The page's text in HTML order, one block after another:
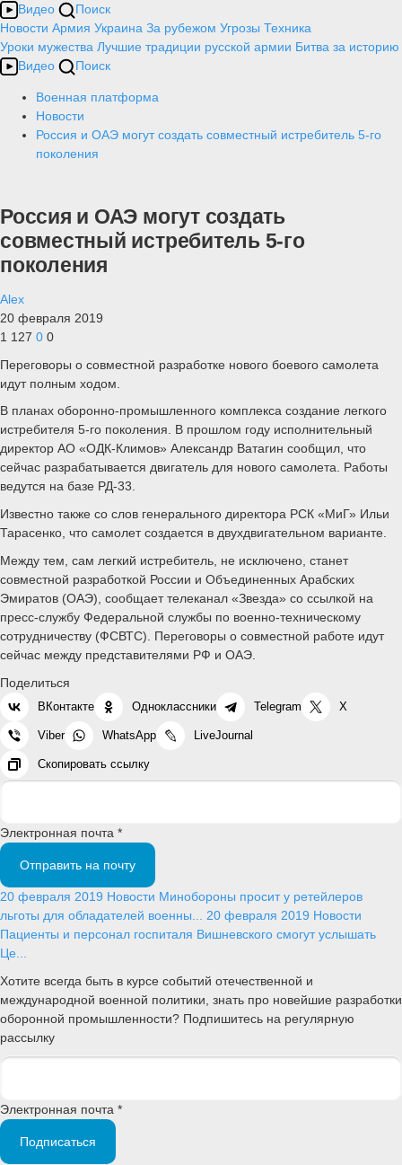
Видео
Поиск
Новости Армия Украина За рубежом Угрозы Техника
Уроки мужества Лучшие традиции русской армии Битва за историю
Видео
Поиск
Военная платформа
Новости
Россия и ОАЭ могут создать совместный истребитель 5-го
поколения
Россия и ОАЭ могут создать
совместный истребитель 5-го
поколения
Alex
20 февраля 2019
1 127 0 0
Переговоры о совместной разработке нового боевого самолета
идут полным ходом.
В планах оборонно-промышленного комплекса создание легкого
истребителя 5-го поколения. В прошлом году исполнительный
директор АО «ОДК-Климов» Александр Ватагин сообщил, что
сейчас разрабатывается двигатель для нового самолета. Работы
ведутся на базе РД-33.
Известно также со слов генерального директора РСК «МиГ» Ильи
Тарасенко, что самолет создается в двухдвигательном варианте.
Между тем, сам легкий истребитель, не исключено, станет
совместной разработкой России и Объединенных Арабских
Эмиратов (ОАЭ), сообщает телеканал «Звезда» со ссылкой на
пресс-службу Федеральной службы по военно-техническому
сотрудничеству (ФСВТС). Переговоры о совместной работе идут
сейчас между представителями РФ и ОАЭ.
Поделиться
ВКонтакте Одноклассники Telegram X
Viber WhatsApp LiveJournal
Скопировать ссылку
Электронная почта *
Отправить на почту
20 февраля 2019 Новости Минобороны просит у ретейлеров
льготы для обладателей военны... 20 февраля 2019 Новости
Пациенты и персонал госпиталя Вишневского смогут услышать
Це...
Хотите всегда быть в курсе событий отечественной и
международной военной политики, знать про новейшие разработки
оборонной промышленности? Подпишитесь на регулярную
рассылку
Электронная почта *
Подписаться